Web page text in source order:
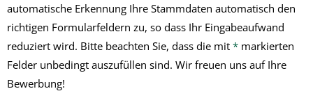
automatische Erkennung Ihre Stammdaten automatisch den
richtigen Formularfeldern zu, so dass Ihr Eingabeaufwand
reduziert wird. Bitte beachten Sie, dass die mit * markierten
Felder unbedingt auszufüllen sind. Wir freuen uns auf Ihre
Bewerbung!